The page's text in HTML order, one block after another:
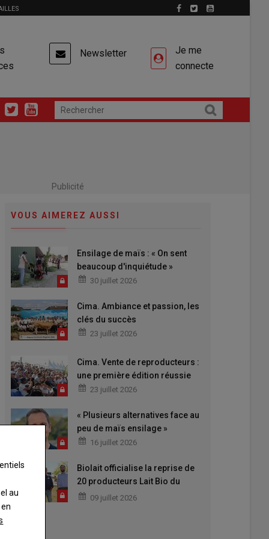
Newsletter
Je me
connecte
Publicité
VOUS AIMEREZ AUSSI
Ensilage de maïs : « On sent
beaucoup d'inquiétude »
30 juillet 2026
Cima. Ambiance et passion, les
clés du succès
23 juillet 2026
Cima. Vente de reproducteurs :
une première édition réussie
23 juillet 2026
« Plusieurs alternatives face au
peu de maïs ensilage »
16 juillet 2026
Biolait officialise la reprise de
20 producteurs Lait Bio du
Maine09 juillet 2026
au